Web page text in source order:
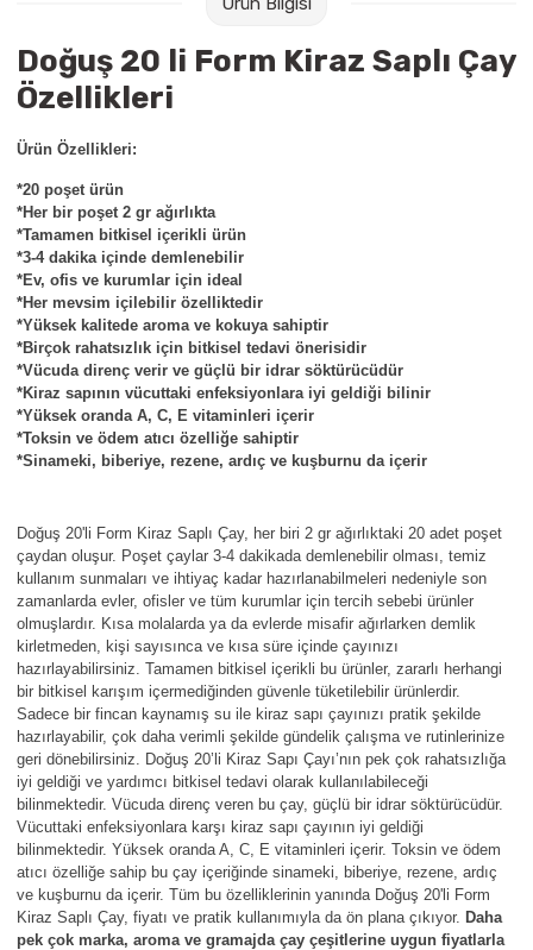
Raptiye & İğneler
Silgiler
Daksiller
Kaşe Gereçleri
Tual
Akrilik Boyalar
Guaj Boyaları
Kuru Boyalar
Parmak Boyaları
Pastel Boyalar
Sulu Boyalar
Yağlı Boyalar
Doğuş 20 li Form Kiraz Saplı Çay
Özellikleri
Ürün Özellikleri:
*20 poşet ürün
*Her bir poşet 2 gr ağırlıkta
*Tamamen bitkisel içerikli ürün
*3-4 dakika içinde demlenebilir
*Ev, ofis ve kurumlar için ideal
*Her mevsim içilebilir özelliktedir
*Yüksek kalitede aroma ve kokuya sahiptir
*Birçok rahatsızlık için bitkisel tedavi önerisidir
*Vücuda direnç verir ve güçlü bir idrar söktürücüdür
*Kiraz sapının vücuttaki enfeksiyonlara iyi geldiği bilinir
*Yüksek oranda A, C, E vitaminleri içerir
*Toksin ve ödem atıcı özelliğe sahiptir
*Sinameki, biberiye, rezene, ardıç ve kuşburnu da içerir
Doğuş 20'li Form Kiraz Saplı Çay, her biri 2 gr ağırlıktaki 20 adet poşet
çaydan oluşur. Poşet çaylar 3-4 dakikada demlenebilir olması, temiz
kullanım sunmaları ve ihtiyaç kadar hazırlanabilmeleri nedeniyle son
zamanlarda evler, ofisler ve tüm kurumlar için tercih sebebi ürünler
olmuşlardır. Kısa molalarda ya da evlerde misafir ağırlarken demlik
kirletmeden, kişi sayısınca ve kısa süre içinde çayınızı
hazırlayabilirsiniz. Tamamen bitkisel içerikli bu ürünler, zararlı herhangi
bir bitkisel karışım içermediğinden güvenle tüketilebilir ürünlerdir.
Sadece bir fincan kaynamış su ile kiraz sapı çayınızı pratik şekilde
hazırlayabilir, çok daha verimli şekilde gündelik çalışma ve rutinlerinize
geri dönebilirsiniz. Doğuş 20’li Kiraz Sapı Çayı’nın pek çok rahatsızlığa
iyi geldiği ve yardımcı bitkisel tedavi olarak kullanılabileceği
bilinmektedir. Vücuda direnç veren bu çay, güçlü bir idrar söktürücüdür.
Vücuttaki enfeksiyonlara karşı kiraz sapı çayının iyi geldiği
bilinmektedir. Yüksek oranda A, C, E vitaminleri içerir. Toksin ve ödem
atıcı özelliğe sahip bu çay içeriğinde sinameki, biberiye, rezene, ardıç
ve kuşburnu da içerir. Tüm bu özelliklerinin yanında Doğuş 20'li Form
Kiraz Saplı Çay, fiyatı ve pratik kullanımıyla da ön plana çıkıyor. Daha
pek çok marka, aroma ve gramajda çay çeşitlerine uygun fiyatlarla